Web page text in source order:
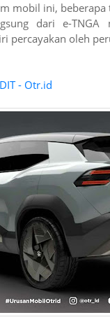
mobil ini,
dari e-TNGA
percayakan oleh
- Otr.id